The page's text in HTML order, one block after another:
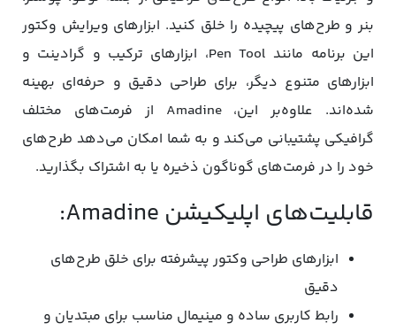
بنر و طرح‌های پیچیده را خلق کنید. ابزارهای ویرایش وکتور
این برنامه مانند Pen Tool، ابزارهای ترکیب و گرادینت و
ابزارهای متنوع دیگر، برای طراحی دقیق و حرفه‌ای بهینه
شده‌اند. علاوه‌بر این، Amadine از فرمت‌های مختلف
گرافیکی پشتیبانی می‌کند و به شما امکان می‌دهد طرح‌های
خود را در فرمت‌های گوناگون ذخیره یا به اشتراک بگذارید.
قابلیت‌های اپلیکیشن Amadine:
ابزارهای طراحی وکتور پیشرفته برای خلق طرح‌های
دقیق
رابط کاربری ساده و مینیمال مناسب برای مبتدیان و